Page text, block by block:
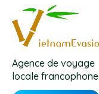
Agence de voyage
locale francophone